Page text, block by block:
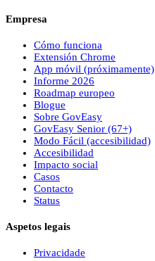
Empresa
Cómo funciona
Extensión Chrome
App móvil (próximamente)
Informe 2026
Roadmap europeo
Blogue
Sobre GovEasy
GovEasy Senior (67+)
Modo Fácil (accesibilidad)
Accesibilidad
Impacto social
Casos
Contacto
Status
Aspetos legais
Privacidade